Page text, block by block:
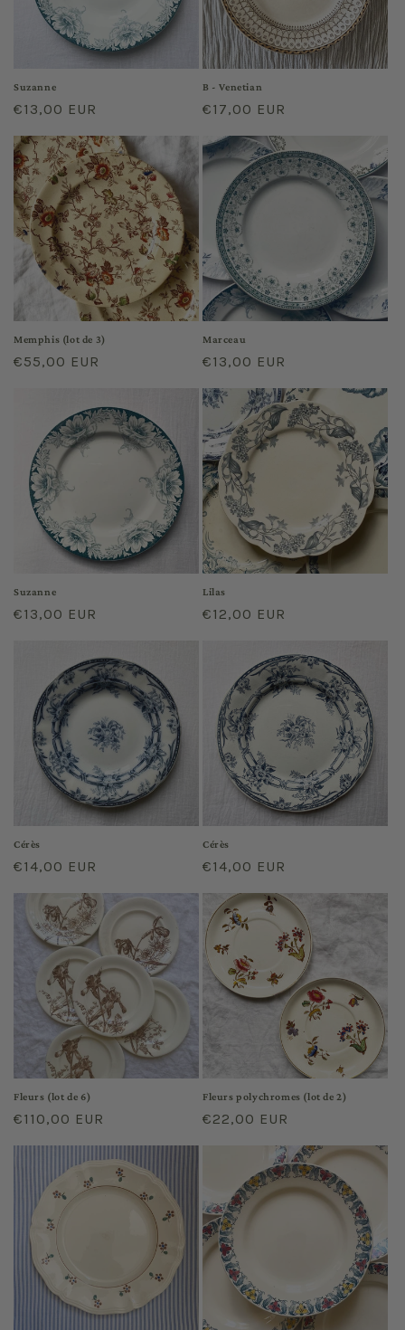
Suzanne
Prix
€13,00 EUR
B - Venetian
Prix
€17,00 EUR
Memphis (lot de 3)
Prix
€55,00 EUR
Marceau
Prix
€13,00 EUR
Suzanne
Prix
€13,00 EUR
Lilas
Prix
€12,00 EUR
Cérès
Prix
€14,00 EUR
Cérès
Prix
€14,00 EUR
Fleurs (lot de 6)
Prix
€110,00 EUR
Fleurs polychromes (lot de 2)
Prix
€22,00 EUR